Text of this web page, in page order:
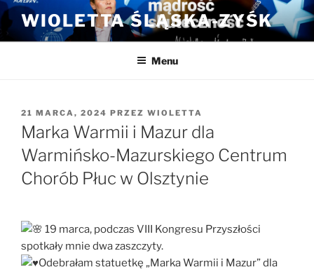
Przejdź
do
treści
WIOLETTA ŚLĄSKA-ZYŚK
Menu
OPUBLIKOWANE
W
21 MARCA, 2024 PRZEZ WIOLETTA
Marka Warmii i Mazur dla
Warmińsko-Mazurskiego Centrum
Chorób Płuc w Olsztynie
19 marca, podczas VIII Kongresu Przyszłości
spotkały mnie dwa zaszczyty.
Odebrałam statuetkę „Marka Warmii i Mazur” dla